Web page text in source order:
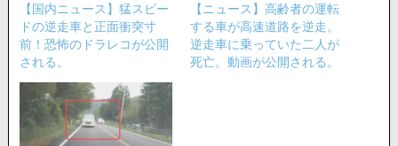
【国内ニュース】猛スピー
ドの逆走車と正面衝突寸
前！恐怖のドラレコが公開
される。
【ニュース】高齢者の運転
する車が高速道路を逆走。
逆走車に乗っていた二人が
死亡。動画が公開される。